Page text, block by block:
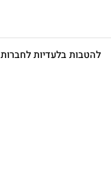
להטבות בלעדיות